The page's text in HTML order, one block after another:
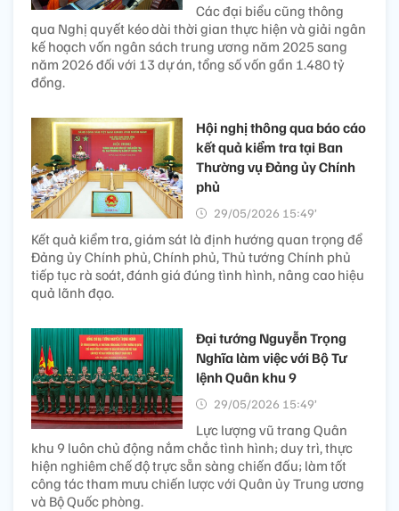
Các đại biểu cũng thông
qua Nghị quyết kéo dài thời gian thực hiện và giải ngân
kế hoạch vốn ngân sách trung ương năm 2025 sang
năm 2026 đối với 13 dự án, tổng số vốn gần 1.480 tỷ
đồng.
Hội nghị thông qua báo cáo
kết quả kiểm tra tại Ban
Thường vụ Đảng ủy Chính
phủ
29/05/2026 15:49’
Kết quả kiểm tra, giám sát là định hướng quan trọng để
Đảng ủy Chính phủ, Chính phủ, Thủ tướng Chính phủ
tiếp tục rà soát, đánh giá đúng tình hình, nâng cao hiệu
quả lãnh đạo.
Đại tướng Nguyễn Trọng
Nghĩa làm việc với Bộ Tư
lệnh Quân khu 9
29/05/2026 15:49’
Lực lượng vũ trang Quân
khu 9 luôn chủ động nắm chắc tình hình; duy trì, thực
hiện nghiêm chế độ trực sẵn sàng chiến đấu; làm tốt
công tác tham mưu chiến lược với Quân ủy Trung ương
và Bộ Quốc phòng.